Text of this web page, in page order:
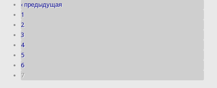
‹ предыдущая
1
2
3
4
5
6
7